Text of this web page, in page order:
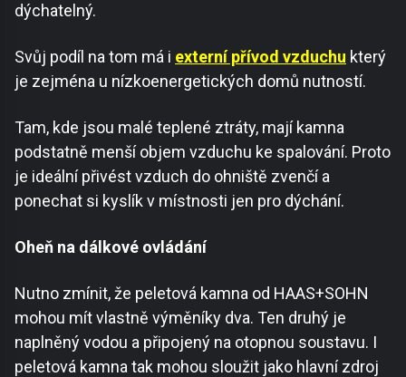
dýchatelný.
Svůj podíl na tom má i externí přívod vzduchu který
je zejména u nízkoenergetických domů nutností.
Tam, kde jsou malé teplené ztráty, mají kamna
podstatně menší objem vzduchu ke spalování. Proto
je ideální přivést vzduch do ohniště zvenčí a
ponechat si kyslík v místnosti jen pro dýchání.
Oheň na dálkové ovládání
Nutno zmínit, že peletová kamna od HAAS+SOHN
mohou mít vlastně výměníky dva. Ten druhý je
naplněný vodou a připojený na otopnou soustavu. I
peletová kamna tak mohou sloužit jako hlavní zdroj